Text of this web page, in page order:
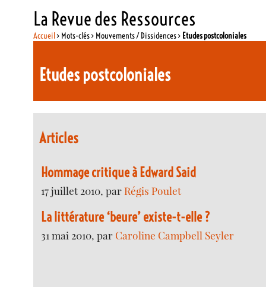
La Revue des Ressources
Accueil> Mots-clés > Mouvements / Dissidences > Etudes postcoloniales
Etudes postcoloniales
Articles
Hommage critique à Edward Said
17 juillet 2010, par Régis Poulet
La littérature ‘beure’ existe-t-elle ?
31 mai 2010, par Caroline Campbell Seyler